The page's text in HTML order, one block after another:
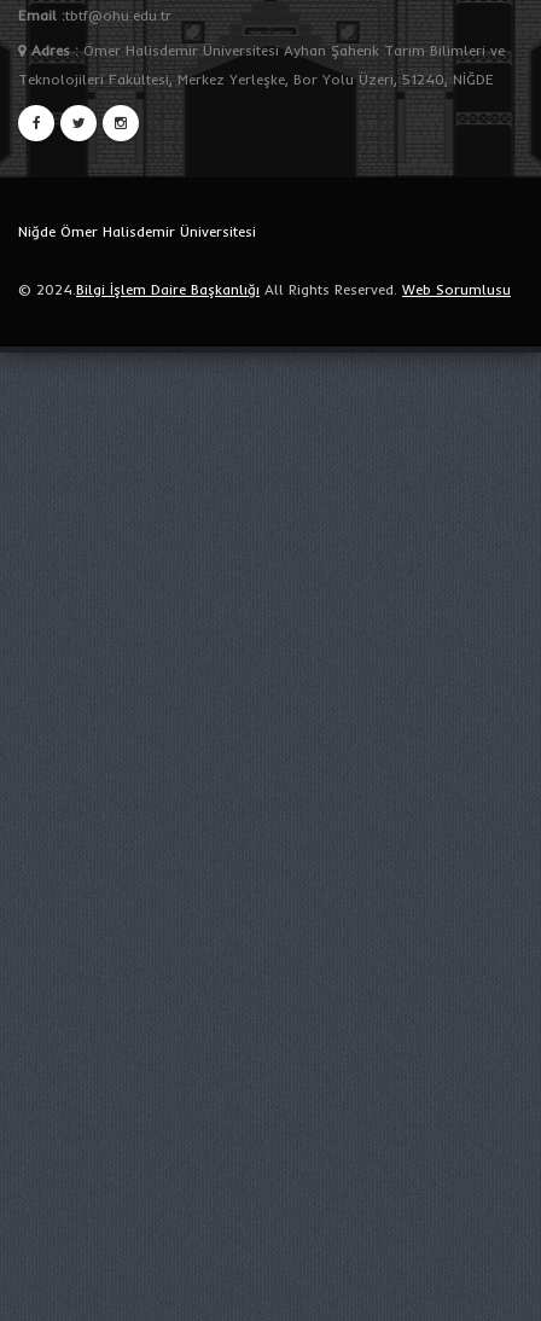
Email :tbtf@ohu.edu.tr
Adres:Ömer Halisdemir Üniversitesi Ayhan Şahenk Tarım Bilimleri ve
Teknolojileri Fakültesi, Merkez Yerleşke, Bor Yolu Üzeri, 51240, NİĞDE
Niğde Ömer Halisdemir Üniversitesi
© 2024.Bilgi İşlem Daire Başkanlığı All Rights Reserved. Web Sorumlusu